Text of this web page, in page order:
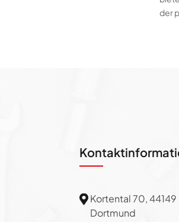
der
Kortental 70, 44149
Dortmund